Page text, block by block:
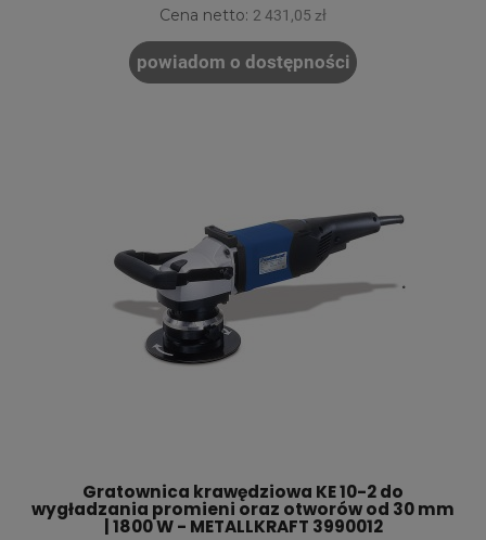
Cena netto: 2 431,05 zł
powiadom o dostępności
Gratownica krawędziowa KE 10-2 do
wygładzania promieni oraz otworów od 30 mm
| 1800 W - METALLKRAFT 3990012